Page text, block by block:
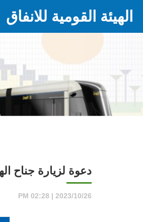
الهيئة القومية للانفاق
دعوة لزيارة جناح
2023/10/26 | 02:28 PM